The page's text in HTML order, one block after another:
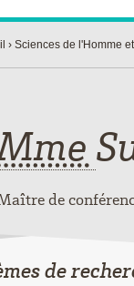
Sciences de l'Homme
de
de